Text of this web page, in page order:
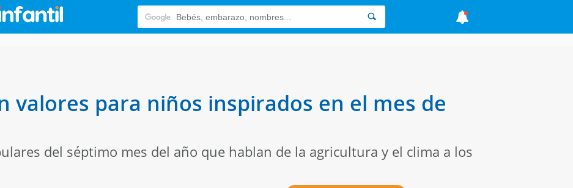
valores para niños inspirados en el mes de
del séptimo mes del año que hablan de la agricultura y el clima a los